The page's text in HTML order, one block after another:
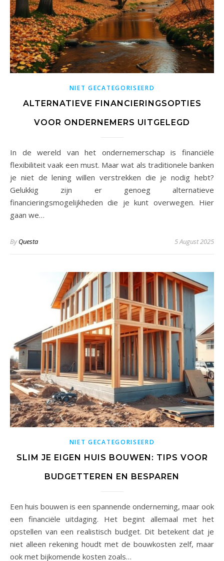
NIET GECATEGORISEERD
ALTERNATIEVE FINANCIERINGSOPTIES
VOOR ONDERNEMERS UITGELEGD
In de wereld van het ondernemerschap is financiële
flexibiliteit vaak een must. Maar wat als traditionele banken
je niet de lening willen verstrekken die je nodig hebt?
Gelukkig zijn er genoeg alternatieve
financieringsmogelijkheden die je kunt overwegen. Hier
gaan we…
ByQuesta 5 August 2025
NIET GECATEGORISEERD
SLIM JE EIGEN HUIS BOUWEN: TIPS VOOR
BUDGETTEREN EN BESPAREN
Een huis bouwen is een spannende onderneming, maar ook
een financiële uitdaging. Het begint allemaal met het
opstellen van een realistisch budget. Dit betekent dat je
niet alleen rekening houdt met de bouwkosten zelf, maar
ook met bijkomende kosten zoals…